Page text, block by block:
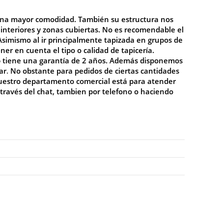
mayor comodidad. También su estructura nos
y zonas cubiertas. No es recomendable el
al ir principalmente tapizada en grupos de
en cuenta el tipo o calidad de tapicería.
una garantía de 2 años. Además disponemos
. No obstante para pedidos de ciertas cantidades
departamento comercial está para atender
del chat, tambien por telefono o haciendo